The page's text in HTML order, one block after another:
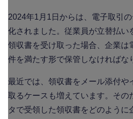
2024年1月1日からは、電子取引
化されました。従業員が立替払い
領収書を受け取った場合、企業は
件を満たす形で保管しなければな
最近では、領収書をメール添付や
取るケースも増えています。その
タで受領した領収書をどのように